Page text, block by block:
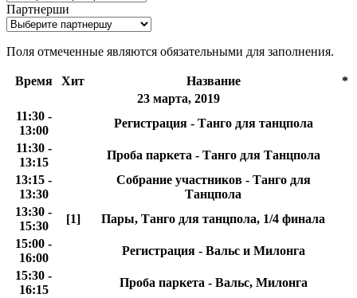
Партнерши
Поля отмеченные являются обязательными для заполнения.
Время Хит Название
*
23 марта, 2019
11:30 -
13:00
Регистрация - Танго для танцпола
11:30 -
13:15
Проба паркета - Танго для Танцпола
13:15 -
13:30
Собрание участников - Танго для
Танцпола
13:30 -
15:30
[1]
Пары, Танго для танцпола, 1/4 финала
15:00 -
16:00
Регистрация - Вальс и Милонга
15:30 -
16:15
Проба паркета - Вальс, Милонга